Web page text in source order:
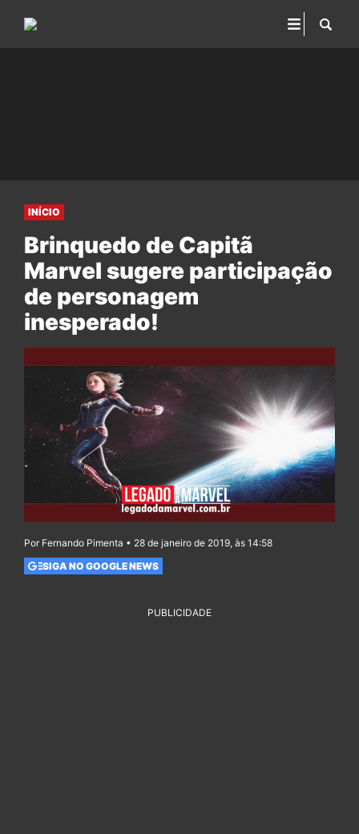
INÍCIO
Brinquedo de Capitã
Marvel sugere participação
de personagem
inesperado!
Por Fernando Pimenta • 28 de janeiro de 2019, às 14:58
SIGA NO GOOGLE NEWS
PUBLICIDADE